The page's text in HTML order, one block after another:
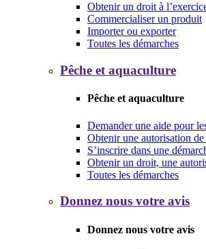
Obtenir un droit à
Commercialiser un produit
Importer ou exporter
Toutes les démarches
Pêche et aquaculture
Pêche et aquaculture
Demander une aide pour
Obtenir une autorisation de
S’inscrire dans une
Obtenir un droit, une
Toutes les démarches
Donnez nous votre avis
Donnez nous votre avis